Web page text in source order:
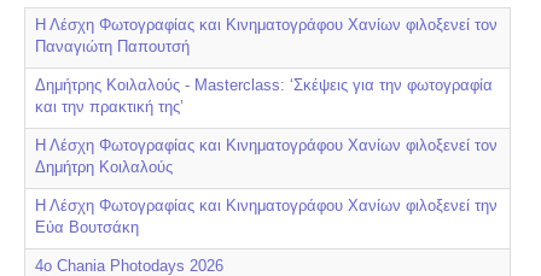
Η Λέσχη Φωτογραφίας και Κινηματογράφου Χανίων φιλοξενεί τον
Παναγιώτη Παπουτσή
Δημήτρης Κοιλαλούς - Masterclass: ‘Σκέψεις για την φωτογραφία
και την πρακτική της’
Η Λέσχη Φωτογραφίας και Κινηματογράφου Χανίων φιλοξενεί τον
Δημήτρη Κοιλαλούς
Η Λέσχη Φωτογραφίας και Κινηματογράφου Χανίων φιλοξενεί την
Εύα Βουτσάκη
4ο Chania Photodays 2026